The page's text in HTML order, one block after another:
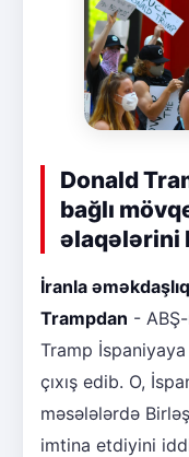
Donald
bağlı
əlaqələrini
İranla
Trampdan -
Tramp
çıxış edib. O,
məsələlərdə
imtina etdiyini